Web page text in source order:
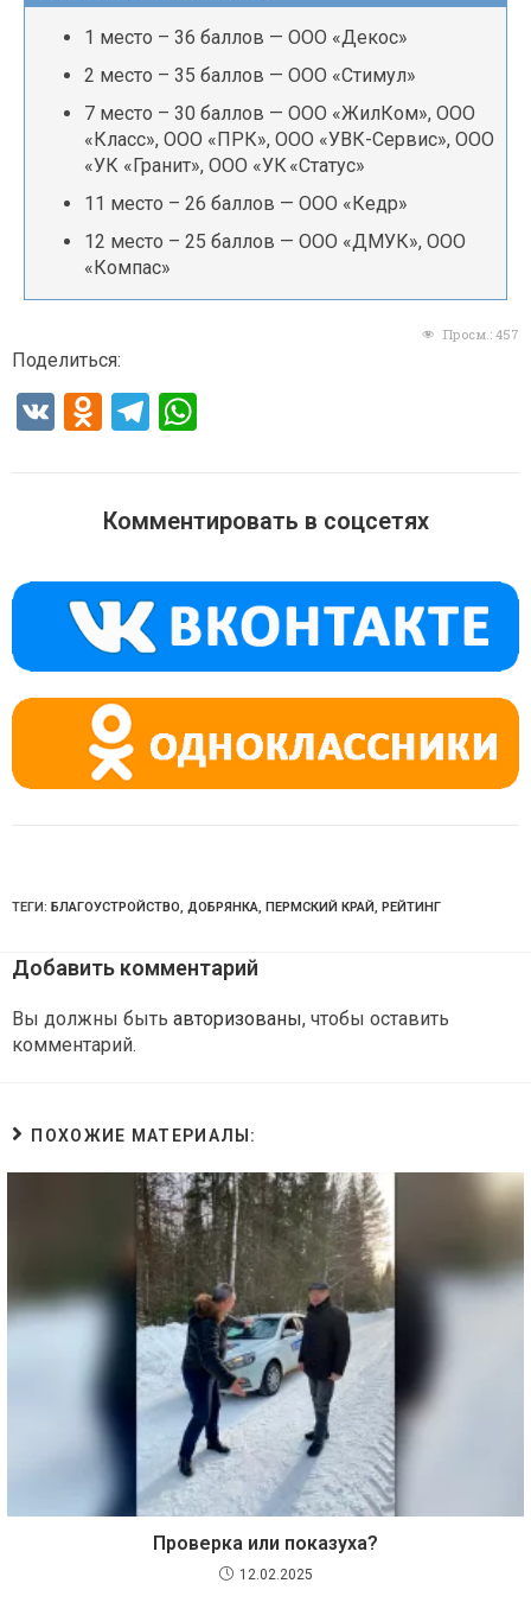
1 место – 36 баллов — ООО «Декос»
2 место – 35 баллов — ООО «Стимул»
7 место – 30 баллов — ООО «ЖилКом», ООО
«Класс», ООО «ПРК», ООО «УВК-Сервис», ООО
«УК «Гранит», ООО «УК «Статус»
11 место – 26 баллов — ООО «Кедр»
12 место – 25 баллов — ООО «ДМУК», ООО
«Компас»
Просм.: 457
Поделиться:
V
O
o
a
ss
ni
ki
T
gr
m
s
p
p
Комментировать в соцсетях
ТЕГИ: БЛАГОУСТРОЙСТВО, ДОБРЯНКА, ПЕРМСКИЙ КРАЙ, РЕЙТИНГ
Добавить комментарий
Вы должны быть авторизованы, чтобы оставить
комментарий.
ПОХОЖИЕ МАТЕРИАЛЫ:
Проверка или показуха?
12.02.2025